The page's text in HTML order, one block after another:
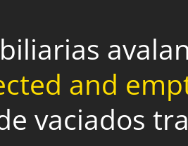
and
vaciados